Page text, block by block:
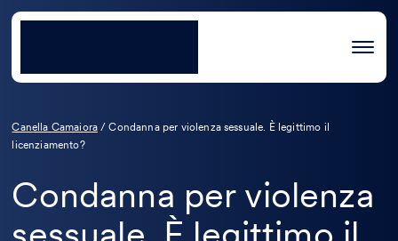
Canella Camaiora /Condanna per violenza sessuale. È legittimo il
licenziamento?
Condanna per violenza